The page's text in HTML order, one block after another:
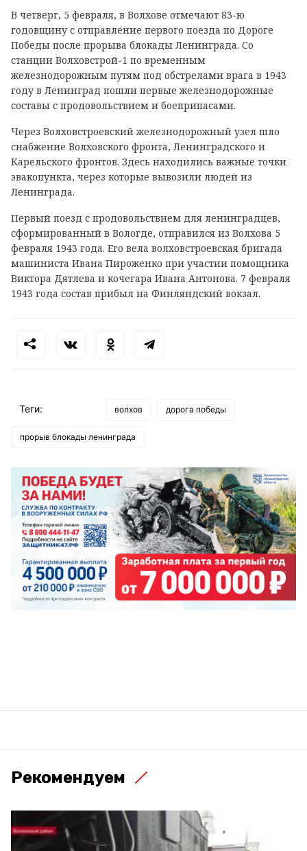
В четверг, 5 февраля, в Волхове отмечают 83-ю
годовщину с отправление первого поезда по Дороге
Победы после прорыва блокады Ленинграда. Со
станции Волховстрой-1 по временным
железнодорожным путям под обстрелами врага в 1943
году в Ленинград пошли первые железнодорожные
составы с продовольствием и боеприпасами.
Через Волховстроевский железнодорожный узел шло
снабжение Волховского фронта, Ленинградского и
Карельского фронтов. Здесь находились важные точки
эвакопункта, через которые вывозили людей из
Ленинграда.
Первый поезд с продовольствием для ленинградцев,
сформированный в Вологде, отправился из Волхова 5
февраля 1943 года. Его вела волховстроевская бригада
машиниста Ивана Пироженко при участии помощника
Виктора Дятлева и кочегара Ивана Антонова. 7 февраля
1943 года состав прибыл на Финляндский вокзал.
Теги: волхов дорога победы
прорыв блокады ленинграда
Рекомендуем